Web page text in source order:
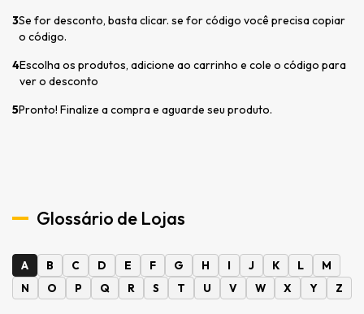
3Se for desconto, basta clicar. se for código você precisa copiar
o código.
4Escolha os produtos, adicione ao carrinho e cole o código para
ver o desconto
5Pronto! Finalize a compra e aguarde seu produto.
Glossário de Lojas
A B C D E F G H I J K L
M
N
O P Q R S T U V W X Y Z